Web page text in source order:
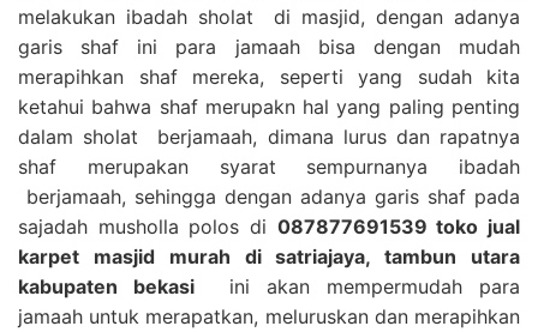
melakukan ibadah sholat di masjid, dengan adanya
garis shaf ini para jamaah bisa dengan mudah
merapihkan shaf mereka, seperti yang sudah kita
ketahui bahwa shaf merupakn hal yang paling penting
dalam sholat berjamaah, dimana lurus dan rapatnya
shaf merupakan syarat sempurnanya ibadah
berjamaah, sehingga dengan adanya garis shaf pada
sajadah musholla polos di 087877691539 toko jual
karpet masjid murah di satriajaya, tambun utara
kabupaten bekasi ini akan mempermudah para
jamaah untuk merapatkan, meluruskan dan merapihkan